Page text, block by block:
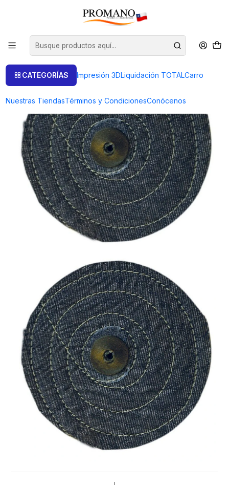
CATEGORÍAS Impresión 3DLiquidación TOTALCarro
Nuestras TiendasTérminos y CondicionesConócenos
Pulido Brillo Pañete Paño
PAÑETE JEANS 6 PULGADAS 3 CUERPOS